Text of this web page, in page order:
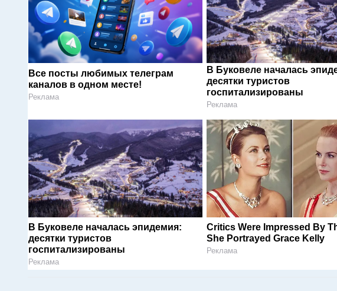
Все посты любимых телеграм
каналов в одном месте!
Реклама
В Буковеле началась
десятки туристов
госпитализированы
Реклама
В Буковеле началась эпидемия:
десятки туристов
госпитализированы
Реклама
Critics Were Impressed By
She Portrayed Grace Kelly
Реклама